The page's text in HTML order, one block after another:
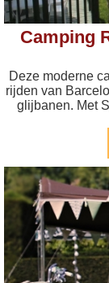
Camping
Deze moderne
rijden van
glijbanen. Met